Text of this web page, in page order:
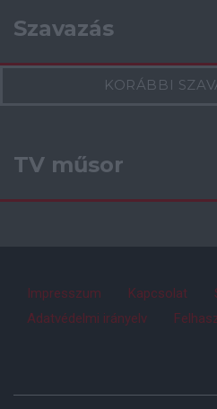
Szavazás
KORÁBBI
TV műsor
Impresszum Kapcsolat
Adatvédelmi irányelv